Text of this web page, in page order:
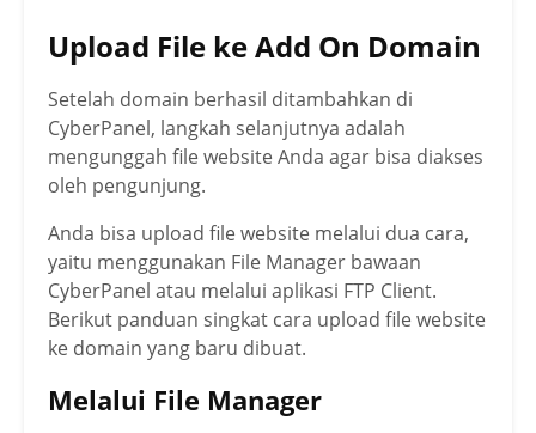
Upload File ke Add On Domain
Setelah domain berhasil ditambahkan di
CyberPanel, langkah selanjutnya adalah
mengunggah file website Anda agar bisa diakses
oleh pengunjung.
Anda bisa upload file website melalui dua cara,
yaitu menggunakan File Manager bawaan
CyberPanel atau melalui aplikasi FTP Client.
Berikut panduan singkat cara upload file website
ke domain yang baru dibuat.
Melalui File Manager